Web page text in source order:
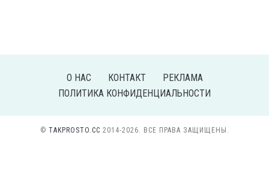
О НАС КОНТАКТ
РЕКЛАМА
ПОЛИТИКА КОНФИДЕНЦИАЛЬНОСТИ
© TAKPROSTO.CC 2014-2026. ВСЕ ПРАВА ЗАЩИЩЕНЫ.